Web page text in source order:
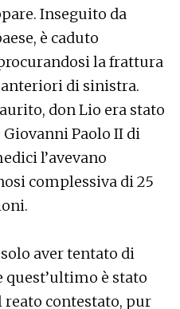
Inseguito da
è caduto
la frattura
di sinistra.
don Lio era stato
Paolo II di
l’avevano
complessiva di 25
aver tentato di
è stato
contestato, pur